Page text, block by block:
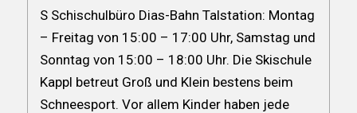
S Schischulbüro Dias-Bahn Talstation: Montag
– Freitag von 15:00 – 17:00 Uhr, Samstag und
Sonntag von 15:00 – 18:00 Uhr. Die Skischule
Kappl betreut Groß und Klein bestens beim
Schneesport. Vor allem Kinder haben jede